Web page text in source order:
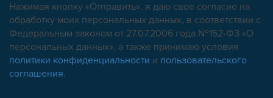
Нажимая кнопку «Отправить», я даю свое согласие на
обработку моих персональных данных, в соответствии с
Федеральным законом от 27.07.2006 года №152-ФЗ «О
персональных данных», а также принимаю условия
политики конфиденциальности и пользовательского
соглашения.